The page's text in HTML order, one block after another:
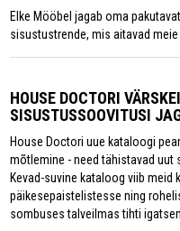
Elke Mööbel jagab oma
sisustustrende, mis aitavad
HOUSE DOCTORI
SISUSTUSSOOVITUSI
House Doctori uue kataloogi
mõtlemine - need tähistavad uut
Kevad-suvine kataloog viib
päikesepaistelistesse ning
sombuses talveilmas tihti